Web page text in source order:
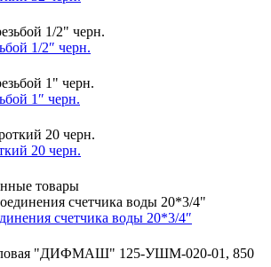
1/2″ черн.
1″ черн.
20 черн.
товары
счетчика воды 20*3/4″